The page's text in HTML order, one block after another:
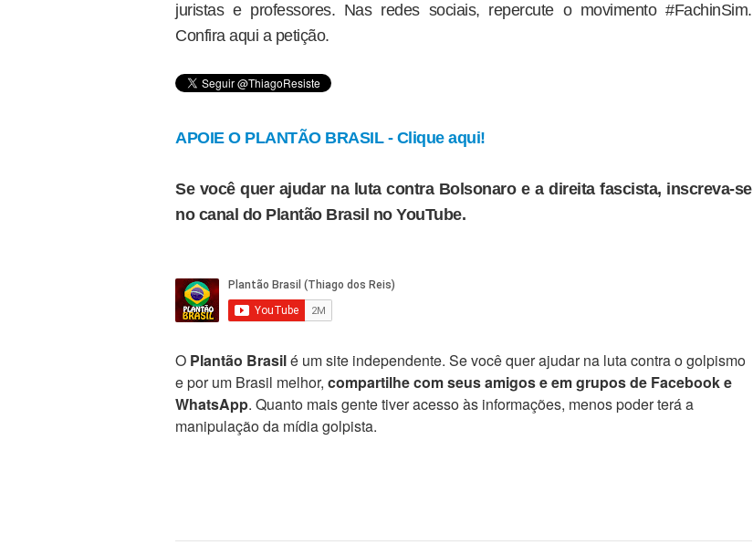
juristas e professores. Nas redes sociais, repercute o movimento #FachinSim.
Confira aqui a petição.
APOIE O PLANTÃO BRASIL - Clique aqui!
Se você quer ajudar na luta contra Bolsonaro e a direita fascista, inscreva-se
no canal do Plantão Brasil no YouTube.
O Plantão Brasilé um site independente. Se você quer ajudar na luta contra o golpismo
e por um Brasil melhor, compartilhe com seus amigos e em grupos de Facebook e
WhatsApp. Quanto mais gente tiver acesso às informações, menos poder terá a
manipulação da mídia golpista.